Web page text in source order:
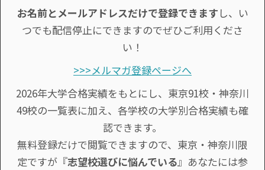
お名前とメールアドレスだけで登録できます し、い
つでも配信停止にできますのでぜひご利用くださ
い！
>>>メルマガ登録ページへ
2026年大学合格実績をもとにし、東京91校・神奈川
49校の一覧表に加え、各学校の大学別合格実績も確
認できます。
無料登録だけで閲覧できますので、東京・神奈川限
定ですが『志望校選びに悩んでいる』あなたには参